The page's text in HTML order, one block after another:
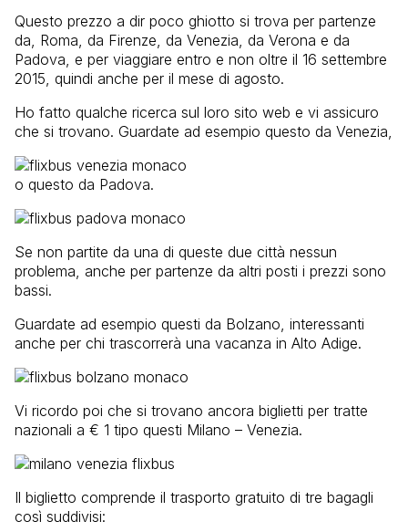
Questo prezzo a dir poco ghiotto si trova per partenze
da, Roma, da Firenze, da Venezia, da Verona e da
Padova, e per viaggiare entro e non oltre il 16 settembre
2015, quindi anche per il mese di agosto.
Ho fatto qualche ricerca sul loro sito web e vi assicuro
che si trovano. Guardate ad esempio questo da Venezia,
o questo da Padova.
Se non partite da una di queste due città nessun
problema, anche per partenze da altri posti i prezzi sono
bassi.
Guardate ad esempio questi da Bolzano, interessanti
anche per chi trascorrerà una vacanza in Alto Adige.
Vi ricordo poi che si trovano ancora biglietti per tratte
nazionali a € 1 tipo questi Milano – Venezia.
Il biglietto comprende il trasporto gratuito di tre bagagli
così suddivisi: